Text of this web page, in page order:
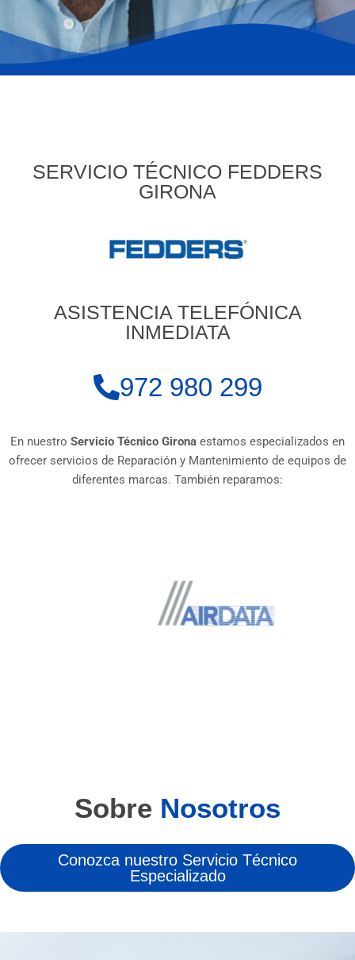
SERVICIO TÉCNICO FEDDERS
GIRONA
ASISTENCIA TELEFÓNICA
INMEDIATA
972 980 299
En nuestro Servicio Técnico Girona estamos especializados en
ofrecer servicios de Reparación y Mantenimiento de equipos de
diferentes marcas. También reparamos:
Sobre Nosotros
Conozca nuestro Servicio Técnico
Especializado